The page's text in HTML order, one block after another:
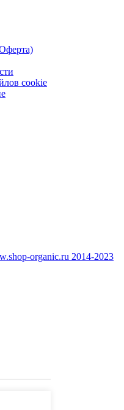
cookie
organic.ru 2014-2023